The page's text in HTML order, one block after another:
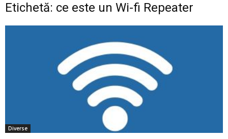
Etichetă: ce este un Wi-fi Repeater
Diverse